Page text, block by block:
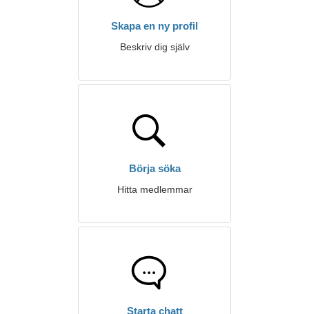
Skapa en ny profil
Beskriv dig själv
Börja söka
Hitta medlemmar
Starta chatt